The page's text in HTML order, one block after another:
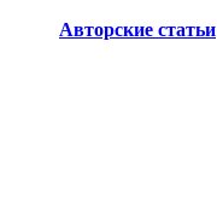
Авторские статьи